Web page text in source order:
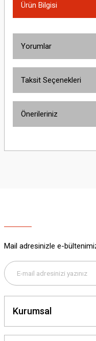
Ürün Bilgisi
Yorumlar
Taksit Seçenekleri
Önerileriniz
yetersiz gördüğünüz
Bu ürüne benzer farklı
Mail adresinizle e-
Kurumsal